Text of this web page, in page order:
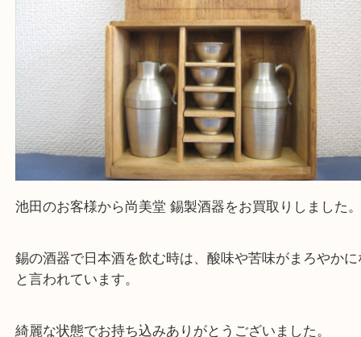
大吉 箕面店に来てよかった！と思っていただける
一点を丁寧に査定いたします！
Facebook
Twitter
Line
尚美堂 酒器セット 錫
公開日:2025/12/05 最終更新日:2025/12/06